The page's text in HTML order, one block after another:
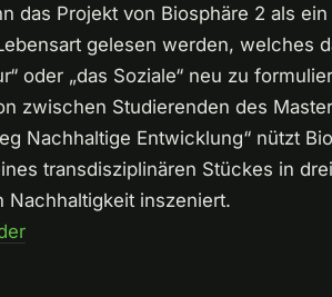
das Projekt von Biosphäre 2 als
gelesen werden, welches
oder „das Soziale“ neu zu
zwischen Studierenden des
Nachhaltige Entwicklung“ nützt
transdisziplinären Stückes in
Nachhaltigkeit inszeniert.